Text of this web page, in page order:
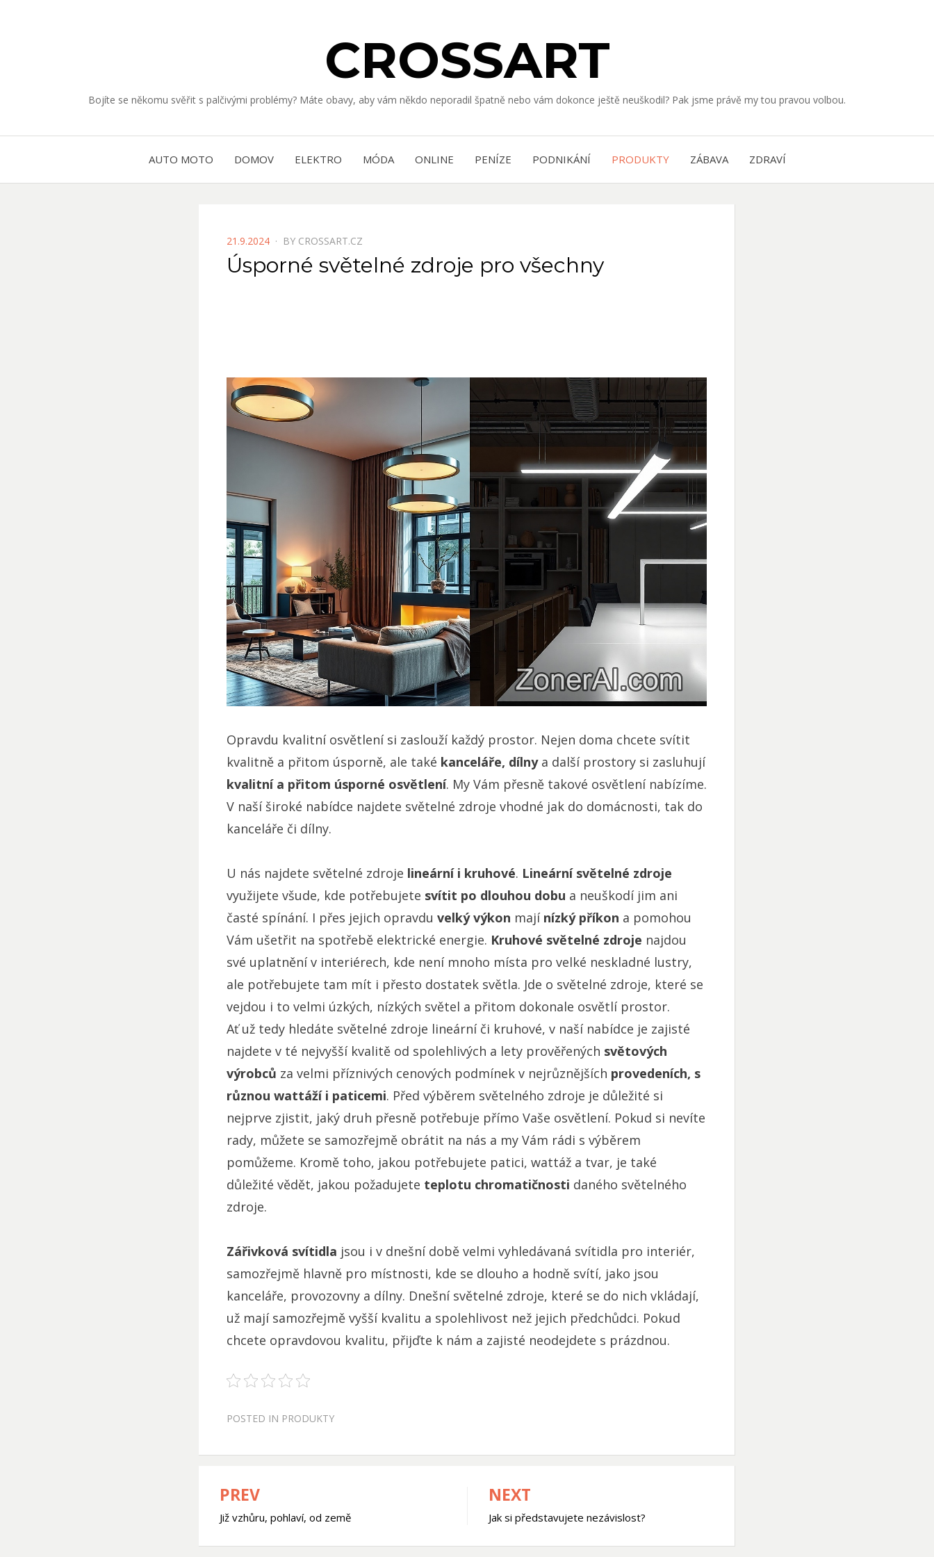
CROSSART
Bojíte se někomu svěřit s palčivými problémy? Máte obavy, aby vám někdo neporadil špatně nebo vám dokonce ještě neuškodil? Pak jsme právě my tou pravou volbou.
AUTO MOTO DOMOV ELEKTRO MÓDA ONLINE PENÍZE PODNIKÁNÍ PRODUKTY ZÁBAVA ZDRAVÍ
POSTED
ON
21.9.2024 BY CROSSART.CZ
Úsporné světelné zdroje pro všechny
Opravdu kvalitní osvětlení si zaslouží každý prostor. Nejen doma chcete svítit
kvalitně a přitom úsporně, ale také kanceláře, dílnya další prostory si zasluhují
kvalitní a přitom úsporné osvětlení. My Vám přesně takové osvětlení nabízíme.
V naší široké nabídce najdete světelné zdroje vhodné jak do domácnosti, tak do
kanceláře či dílny.
U nás najdete světelné zdroje lineární i kruhové. Lineární světelné zdroje
využijete všude, kde potřebujete svítit po dlouhou dobu a neuškodí jim ani
časté spínání. I přes jejich opravdu velký výkon mají nízký příkon a pomohou
Vám ušetřit na spotřebě elektrické energie. Kruhové světelné zdroje najdou
své uplatnění v interiérech, kde není mnoho místa pro velké neskladné lustry,
ale potřebujete tam mít i přesto dostatek světla. Jde o světelné zdroje, které se
vejdou i to velmi úzkých, nízkých světel a přitom dokonale osvětlí prostor.
Ať už tedy hledáte světelné zdroje lineární či kruhové, v naší nabídce je zajisté
najdete v té nejvyšší kvalitě od spolehlivých a lety prověřených světových
výrobců za velmi příznivých cenových podmínek v nejrůznějších provedeních, s
různou wattáží i paticemi. Před výběrem světelného zdroje je důležité si
nejprve zjistit, jaký druh přesně potřebuje přímo Vaše osvětlení. Pokud si nevíte
rady, můžete se samozřejmě obrátit na nás a my Vám rádi s výběrem
pomůžeme. Kromě toho, jakou potřebujete patici, wattáž a tvar, je také
důležité vědět, jakou požadujete teplotu chromatičnosti daného světelného
zdroje.
Zářivková svítidla jsou i v dnešní době velmi vyhledávaná svítidla pro interiér,
samozřejmě hlavně pro místnosti, kde se dlouho a hodně svítí, jako jsou
kanceláře, provozovny a dílny. Dnešní světelné zdroje, které se do nich vkládají,
už mají samozřejmě vyšší kvalitu a spolehlivost než jejich předchůdci. Pokud
chcete opravdovou kvalitu, přijďte k nám a zajisté neodejdete s prázdnou.
POSTED IN PRODUKTY
Navigace
pro
příspěvek
PREV
Již vzhůru, pohlaví, od země
NEXT
Jak si představujete nezávislost?